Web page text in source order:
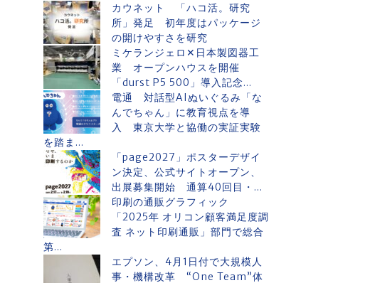
カウネット 「ハコ活。研究
所」発足 初年度はパッケージ
の開けやすさを研究
ミケランジェロ✕日本製図器工
業 オープンハウスを開催
「durst P5 500」導入記念...
電通 対話型AIぬいぐるみ「な
んでちゃん」に教育視点を導
入 東京大学と協働の実証実験
を踏ま...
「page2027」ポスターデザイ
ン決定、公式サイトオープン、
出展募集開始 通算40回目・...
印刷の通販グラフィック
「2025年 オリコン顧客満足度調
査 ネット印刷通販」部門で総合
第...
エプソン、4月1日付で大規模人
事・機構改革 “One Team”体